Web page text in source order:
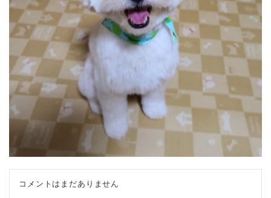
コメントはまだありません